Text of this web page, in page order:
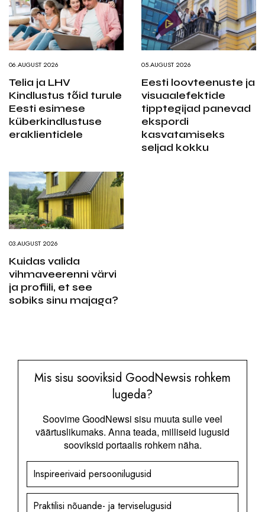
06.AUGUST 2026
Telia ja LHV
Kindlustus tõid turule
Eesti esimese
küberkindlustuse
eraklientidele
05.AUGUST 2026
Eesti loovteenuste ja
visuaalefektide
tipptegijad panevad
ekspordi
kasvatamiseks
seljad kokku
03.AUGUST 2026
Kuidas valida
vihmaveerenni värvi
ja profiili, et see
sobiks sinu majaga?
Mis sisu sooviksid GoodNewsis rohkem
lugeda?
Soovime GoodNewsi sisu muuta sulle veel
väärtuslikumaks. Anna teada, milliseid lugusid
sooviksid portaalis rohkem näha.
Inspireerivaid persoonilugusid
Praktilisi nõuande- ja terviselugusid